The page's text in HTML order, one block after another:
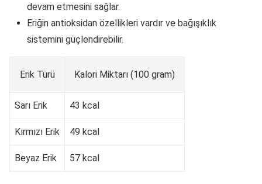
devam etmesini sağlar.
Eriğin antioksidan özellikleri vardır ve bağışıklık
sistemini güçlendirebilir.
Erik Türü Kalori Miktarı (100 gram)
Sarı Erik 43 kcal
Kırmızı Erik 49 kcal
Beyaz Erik 57 kcal